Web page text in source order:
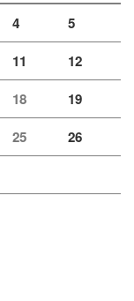
4
5
11
12
18
19
25
26